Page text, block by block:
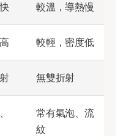
較溫，導熱慢
較輕，密度低
無雙折射
常有氣泡、流
紋